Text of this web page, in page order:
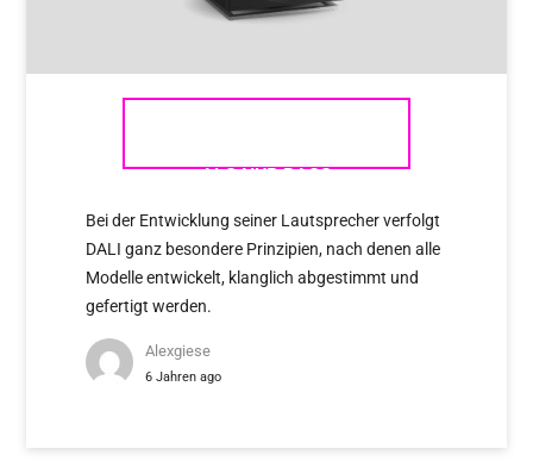
ALS NUR BASS
Bei der Entwicklung seiner Lautsprecher verfolgt
DALI ganz besondere Prinzipien, nach denen alle
Modelle entwickelt, klanglich abgestimmt und
gefertigt werden.
Alexgiese
6 Jahren ago